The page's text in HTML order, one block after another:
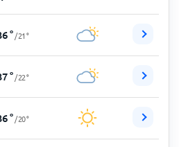
° /21°
° /22°
° /20°